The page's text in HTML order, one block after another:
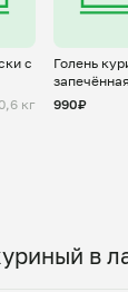
с
0,6 кг
Голень
запечённая
990₽
в